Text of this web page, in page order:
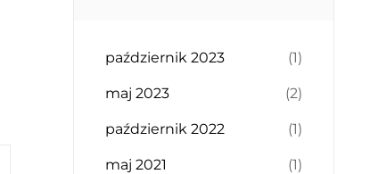
październik 2023 (1)
maj 2023 (2)
październik 2022 (1)
maj 2021 (1)